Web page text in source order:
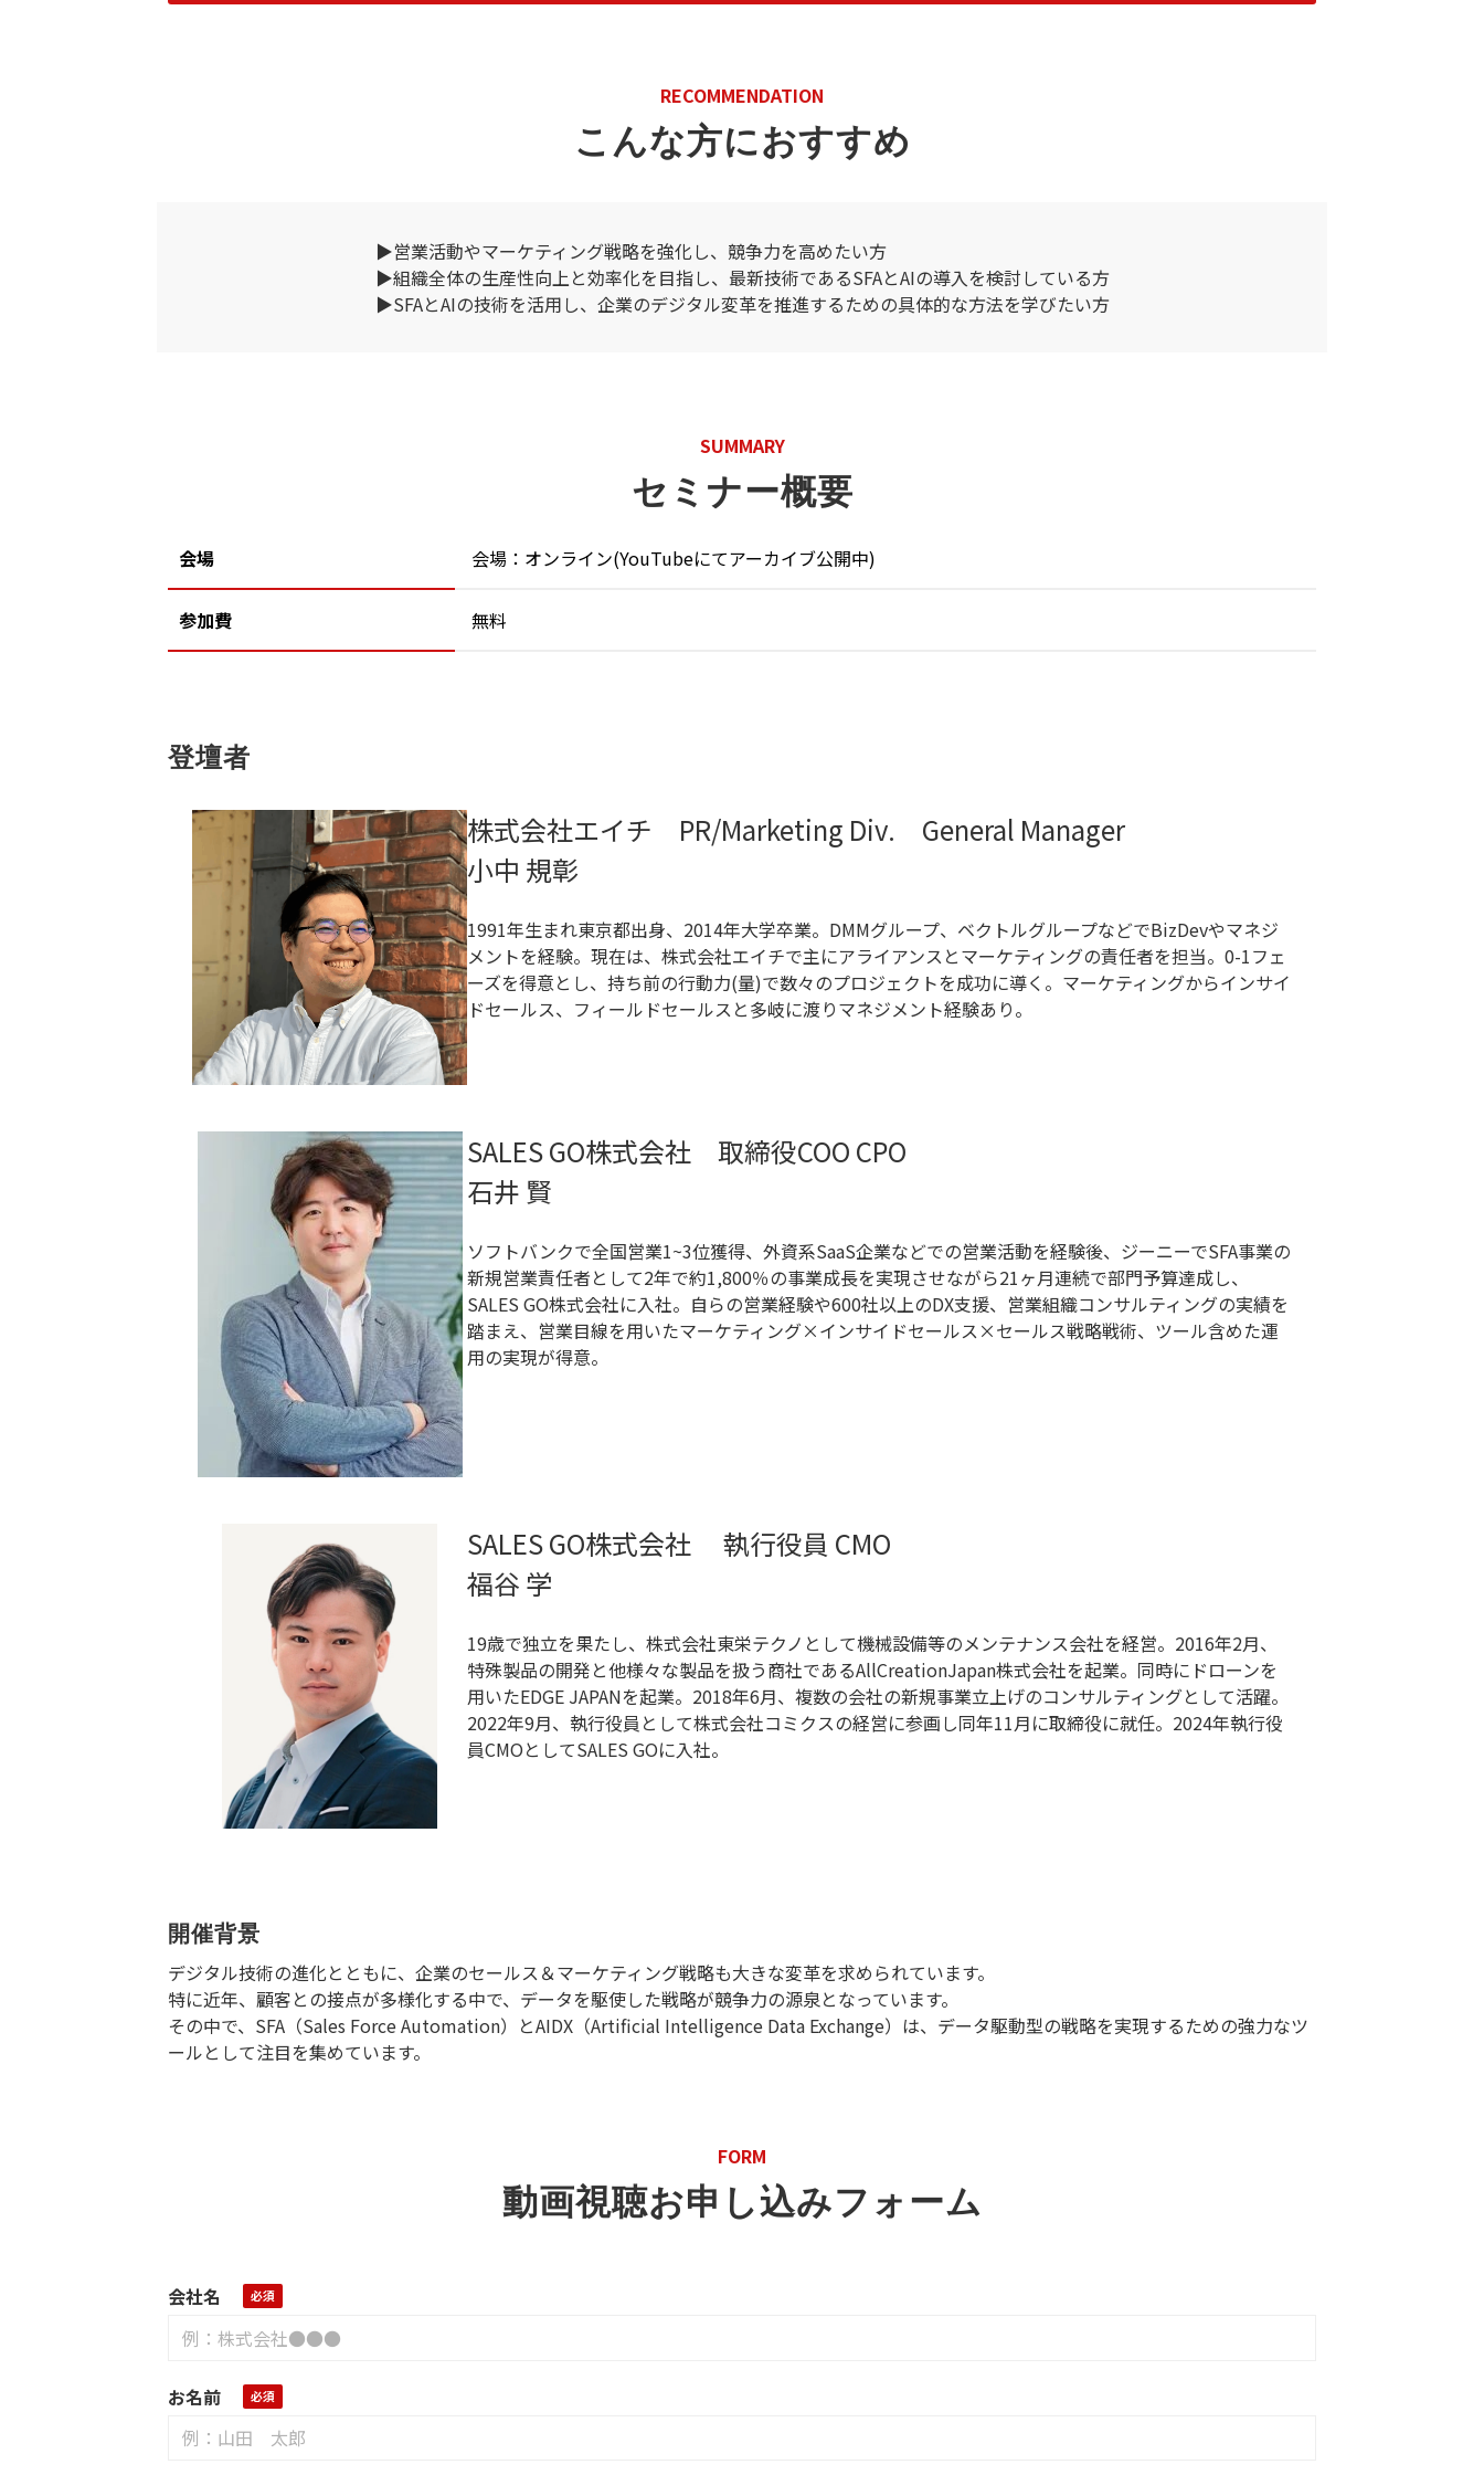
RECOMMENDATION
こんな方におすすめ
▶営業活動やマーケティング戦略を強化し、競争力を高めたい方
▶組織全体の生産性向上と効率化を目指し、最新技術であるSFAとAIの導入を検討している方
▶SFAとAIの技術を活用し、企業のデジタル変革を推進するための具体的な方法を学びたい方
SUMMARY
セミナー概要
会場 会場：オンライン(YouTubeにてアーカイブ公開中)
参加費 無料
登壇者
株式会社エイチ PR/Marketing Div. General Manager
小中 規彰
1991年生まれ東京都出身、2014年大学卒業。DMMグループ、ベクトルグループなどでBizDevやマネジ
メントを経験。現在は、株式会社エイチで主にアライアンスとマーケティングの責任者を担当。0-1フェ
ーズを得意とし、持ち前の行動力(量)で数々のプロジェクトを成功に導く。マーケティングからインサイ
ドセールス、フィールドセールスと多岐に渡りマネジメント経験あり。
SALES GO株式会社 取締役COO CPO
石井 賢
ソフトバンクで全国営業1~3位獲得、外資系SaaS企業などでの営業活動を経験後、ジーニーでSFA事業の
新規営業責任者として2年で約1,800％の事業成長を実現させながら21ヶ月連続で部門予算達成し、
SALES GO株式会社に入社。自らの営業経験や600社以上のDX支援、営業組織コンサルティングの実績を
踏まえ、営業目線を用いたマーケティング×インサイドセールス×セールス戦略戦術、ツール含めた運
用の実現が得意。
SALES GO株式会社 執行役員 CMO
福谷 学
19歳で独立を果たし、株式会社東栄テクノとして機械設備等のメンテナンス会社を経営。2016年2月、
特殊製品の開発と他様々な製品を扱う商社であるAllCreationJapan株式会社を起業。同時にドローンを
用いたEDGE JAPANを起業。2018年6月、複数の会社の新規事業立上げのコンサルティングとして活躍。
2022年9月、執行役員として株式会社コミクスの経営に参画し同年11月に取締役に就任。2024年執行役
員CMOとしてSALES GOに入社。
開催背景
デジタル技術の進化とともに、企業のセールス＆マーケティング戦略も大きな変革を求められています。
特に近年、顧客との接点が多様化する中で、データを駆使した戦略が競争力の源泉となっています。
その中で、SFA（Sales Force Automation）とAIDX（Artificial Intelligence Data Exchange）は、データ駆動型の戦略を実現するための強力なツ
ールとして注目を集めています。
FORM
動画視聴お申し込みフォーム
会社名
お名前